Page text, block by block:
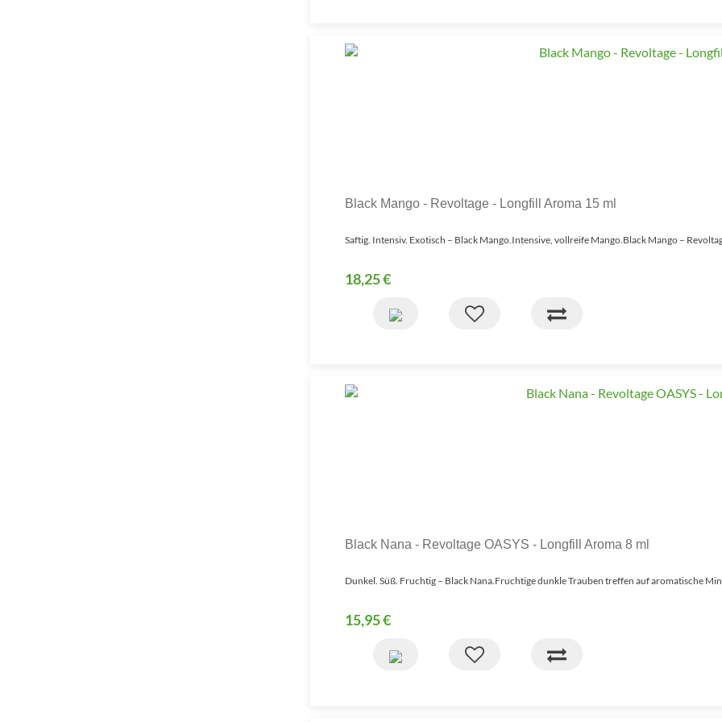
Black Mango - Revoltage - Longfill Aroma 15 ml
Saftig. Intensiv. Exotisch – Black Mango.Intensive, vollreife Mango.Black Mango –
18,25 €
Black Nana - Revoltage OASYS - Longfill Aroma 8 ml
Dunkel. Süß. Fruchtig – Black Nana.Fruchtige dunkle Trauben treffen auf aromatische
15,95 €